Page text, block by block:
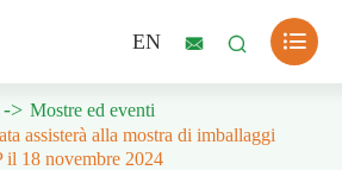
EN   
Mostre ed eventi
assisterà alla mostra di imballaggi
il 18 novembre 2024